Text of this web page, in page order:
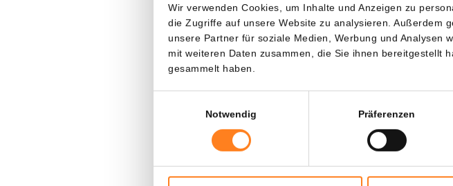
Wir verwenden Cookies, um Inhalte und Anzeigen zu
die Zugriffe auf unsere Website zu analysieren. Außerdem
unsere Partner für soziale Medien, Werbung und Analysen
mit weiteren Daten zusammen, die Sie ihnen bereitgestellt
gesammelt haben.
Notwendig
Präferenzen
PROMPTFLUX, HONESTCUE und
zusätzliche Codezeilen zu generieren,
KI verändert Cyberkriminalität
Laut Google nimmt auch der
Cyberkriminelle würden automatisierte
API-Schlüssel zu stehlen und